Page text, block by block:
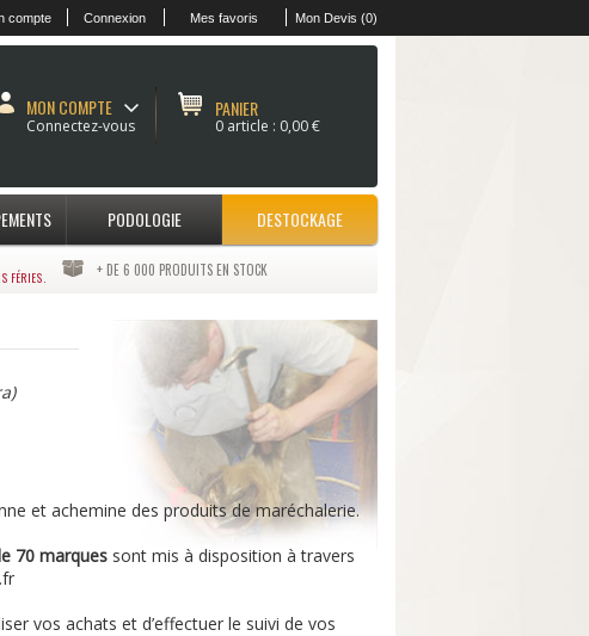
compte Connexion Mes favoris Mon Devis (0)
MON COMPTE
Connectez-vous
PANIER
0 article : 0,00 €
PODOLOGIE DESTOCKAGE
FÉRIES. + DE 6 000 PRODUITS EN STOCK
et achemine des produits de maréchalerie.
70 marques sont mis à disposition à travers
vos achats et d’effectuer le suivi de vos